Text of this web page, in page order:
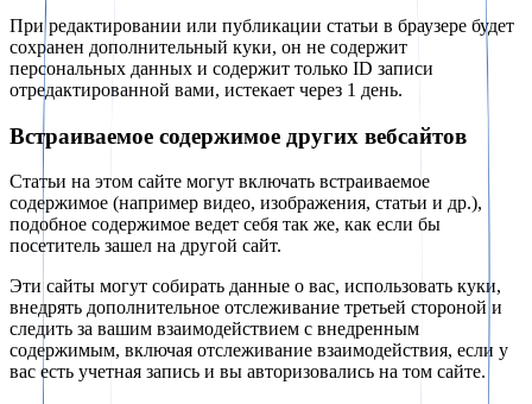
При редактировании или публикации статьи в браузере будет
сохранен дополнительный куки, он не содержит
персональных данных и содержит только ID записи
отредактированной вами, истекает через 1 день.
Встраиваемое содержимое других вебсайтов
Статьи на этом сайте могут включать встраиваемое
содержимое (например видео, изображения, статьи и др.),
подобное содержимое ведет себя так же, как если бы
посетитель зашел на другой сайт.
Эти сайты могут собирать данные о вас, использовать куки,
внедрять дополнительное отслеживание третьей стороной и
следить за вашим взаимодействием с внедренным
содержимым, включая отслеживание взаимодействия, если у
вас есть учетная запись и вы авторизовались на том сайте.